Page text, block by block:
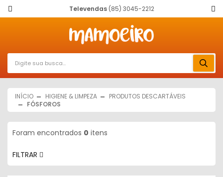
Televendas(85) 3045-2212
INÍCIO HIGIENE & LIMPEZA
PRODUTOS DESCARTÁVEIS
FÓSFOROS
Foram encontrados 0 itens
FILTRAR